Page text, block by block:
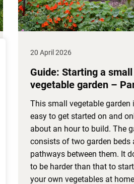
20 April 2026
Guide: Starting a small
vegetable garden –
This small vegetable garden
easy to get started on and
about an hour to build. The
consists of two garden beds
pathways between them. It
to be harder than that to
your own vegetables at